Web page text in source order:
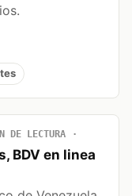
DE LECTURA
BDV en linea